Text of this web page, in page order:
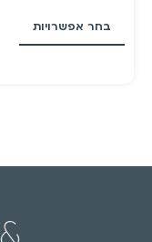
בחר אפשרויות